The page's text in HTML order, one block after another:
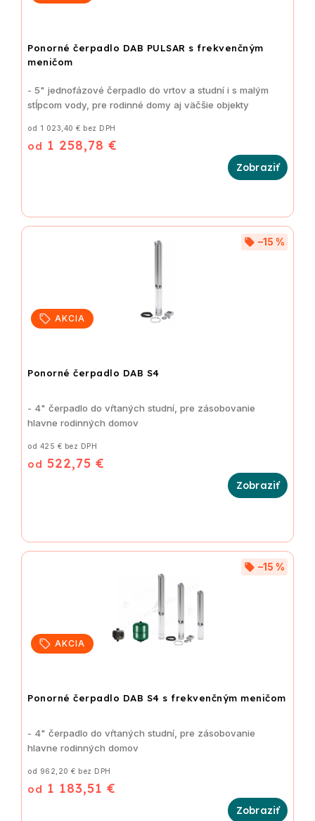
Ponorné čerpadlo DAB PULSAR s frekvenčným
meničom
od 1 023,40 € bez DPH
od 1 258,78 €
- 5" jednofázové čerpadlo do vrtov a studní i s malým
stĺpcom vody, pre rodinné domy aj väčšie objekty
AKCIA
Ponorné čerpadlo DAB S4
–15 %
od 425 € bez DPH
od 522,75 €
- 4" čerpadlo do vŕtaných studní, pre zásobovanie
hlavne rodinných domov
AKCIA
Ponorné čerpadlo DAB S4 s frekvenčným meničom
–15 %
od 962,20 € bez DPH
od 1 183,51 €
- 4" čerpadlo do vŕtaných studní, pre zásobovanie
hlavne rodinných domov